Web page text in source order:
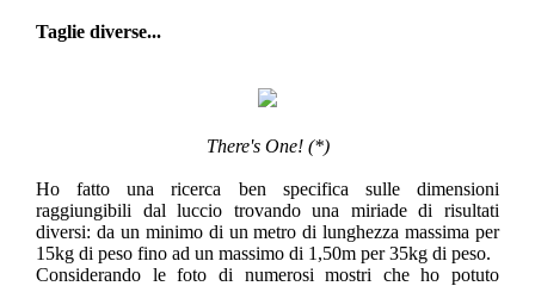
Taglie diverse...
There's One! (*)
Ho fatto una ricerca ben specifica sulle dimensioni
raggiungibili dal luccio trovando una miriade di risultati
diversi: da un minimo di un metro di lunghezza massima per
15kg di peso fino ad un massimo di 1,50m per 35kg di peso.
Considerando le foto di numerosi mostri che ho potuto